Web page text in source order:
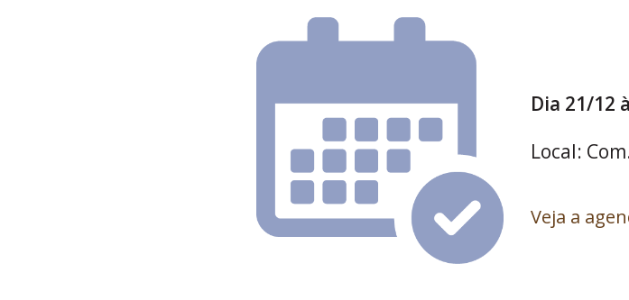
Dia 21/12
Local:
Veja a